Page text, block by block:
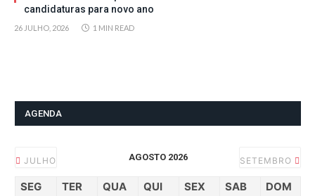
candidaturas para novo ano
26 JULHO, 2026 1 MIN READ
AGENDA
JULHO AGOSTO 2026 SETEMBRO
SEG TER QUA QUI SEX SAB DOM